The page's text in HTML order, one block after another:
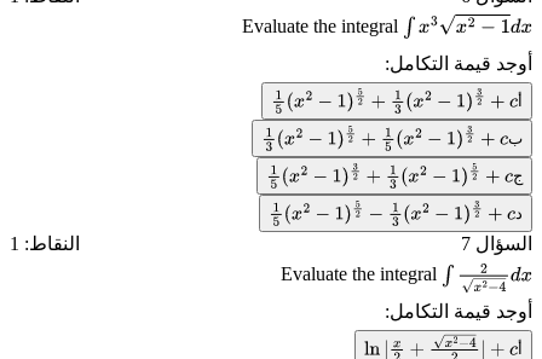
Evaluate the integral∫ x3 2 −1
x
أوجد قيمة التكامل:
1 5(x −1 )52 + 13( x2−1) 2+ c
ب
1 3(x −1 )52 + 15( x2−1) 2+ c
ج
1 5(x −1 )32 + 13( x2−1) 2+ c
1 5(x −1 )52 − 13( x2−1) 2+ c
السؤال 7
النقاط: 1
Evaluate the integral∫ 2x2−4dx
أوجد قيمة التكامل: